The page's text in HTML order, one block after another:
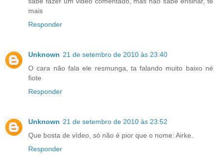
mais
Responder
Unknown 21 de setembro de 2010 às 23:40
O cara não fala ele resmunga, ta falando muito baixo né
fiote
Responder
Unknown 21 de setembro de 2010 às 23:52
Que bosta de vídeo, só não é pior que o nome: Airke.
Responder